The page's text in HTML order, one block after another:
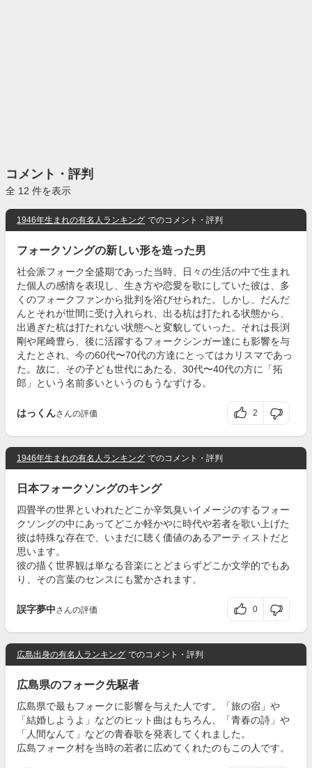
コメント・評判
全 12 件を表示
1946年生まれの有名人ランキング でのコメント・評判
フォークソングの新しい形を造った男
社会派フォーク全盛期であった当時、日々の生活の中で生まれ
た個人の感情を表現し、生き方や恋愛を歌にしていた彼は、多
くのフォークファンから批判を浴びせられた。しかし、だんだ
んとそれが世間に受け入れられ、出る杭は打たれる状態から、
出過ぎた杭は打たれない状態へと変貌していった。それは長渕
剛や尾崎豊ら、後に活躍するフォークシンガー達にも影響を与
えたとされ、今の60代〜70代の方達にとってはカリスマであっ
た。故に、その子ども世代にあたる、30代〜40代の方に「拓
郎」という名前多いというのもうなずける。
はっくんさんの評価 2
1946年生まれの有名人ランキング でのコメント・評判
日本フォークソングのキング
四畳半の世界といわれたどこか辛気臭いイメージのするフォー
クソングの中にあってどこか軽かやに時代や若者を歌い上げた
彼は特殊な存在で、いまだに聴く価値のあるアーティストだと
思います。
彼の描く世界観は単なる音楽にとどまらずどこか文学的でもあ
り、その言葉のセンスにも驚かされます。
誤字夢中さんの評価 0
広島出身の有名人ランキング でのコメント・評判
広島県のフォーク先駆者
広島県で最もフォークに影響を与えた人です。「旅の宿」や
「結婚しようよ」などのヒット曲はもちろん、「青春の詩」や
「人間なんて」などの青春歌を発表してくれました。
広島フォーク村を当時の若者に広めてくれたのもこの人です。